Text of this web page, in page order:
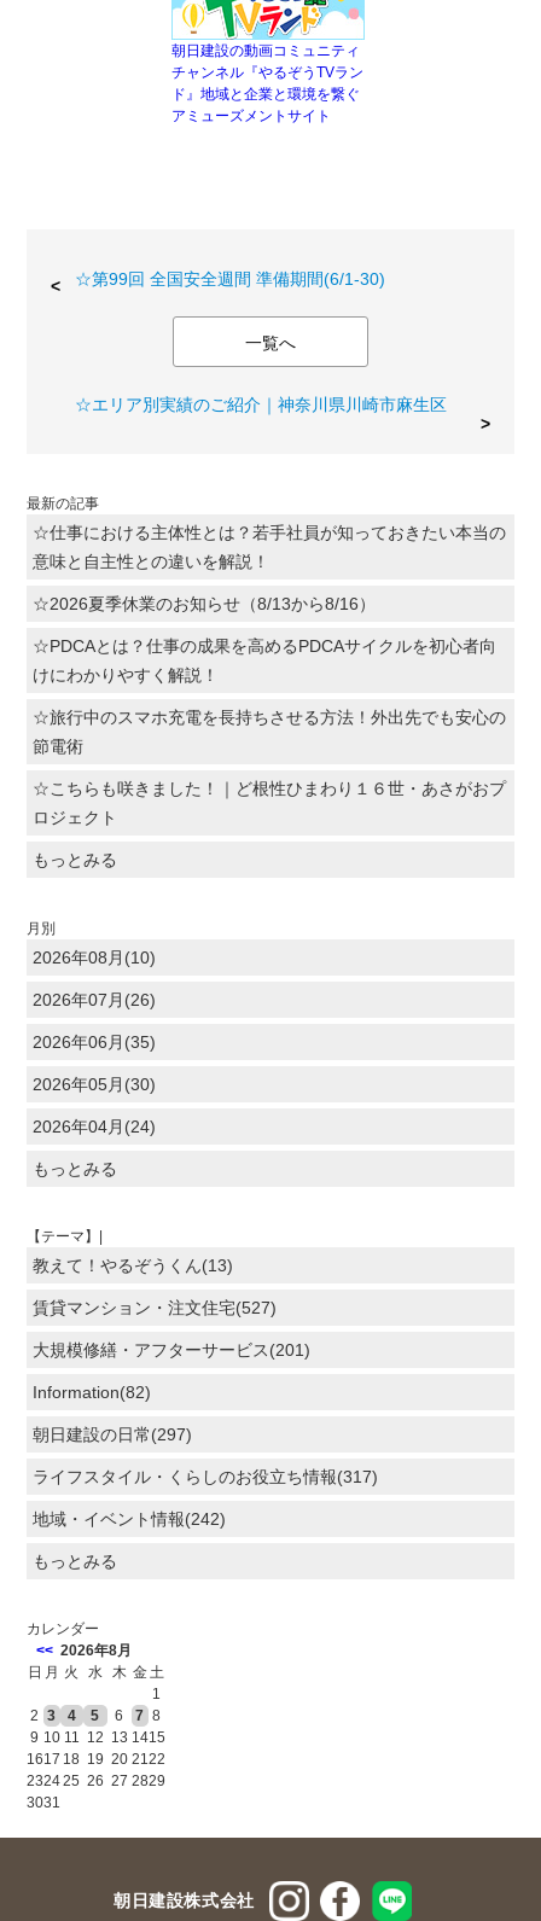
朝日建設の動画コミュニティ
チャンネル『やるぞうTVラン
ド』地域と企業と環境を繋ぐ
アミューズメントサイト
☆第99回 全国安全週間 準備期間(6/1-30)
一覧へ
☆エリア別実績のご紹介｜神奈川県川崎市麻生区
最新の記事
☆仕事における主体性とは？若手社員が知っておきたい本当の
意味と自主性との違いを解説！
☆2026夏季休業のお知らせ（8/13から8/16）
☆PDCAとは？仕事の成果を高めるPDCAサイクルを初心者向
けにわかりやすく解説！
☆旅行中のスマホ充電を長持ちさせる方法！外出先でも安心の
節電術
☆こちらも咲きました！｜ど根性ひまわり１６世・あさがおプ
ロジェクト
もっとみる
月別
2026年08月(10)
2026年07月(26)
2026年06月(35)
2026年05月(30)
2026年04月(24)
もっとみる
【テーマ】|
教えて！やるぞうくん(13)
賃貸マンション・注文住宅(527)
大規模修繕・アフターサービス(201)
Information(82)
朝日建設の日常(297)
ライフスタイル・くらしのお役立ち情報(317)
地域・イベント情報(242)
もっとみる
カレンダー
<< 2026年8月
日 月 火 水 木 金土
1
2 3 4 5 6 7 8
9 10 11 12 13 1415
1617 18 19 20 2122
232425 26 27 2829
3031
朝日建設株式会社